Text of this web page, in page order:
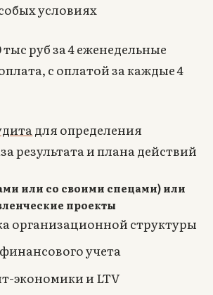
условиях
руб за 4 еженедельные
с оплатой за каждые 4
для определения
результата и плана действий
или со своими спецами) или
проекты
организационной структуры
учета
экономики и LTV